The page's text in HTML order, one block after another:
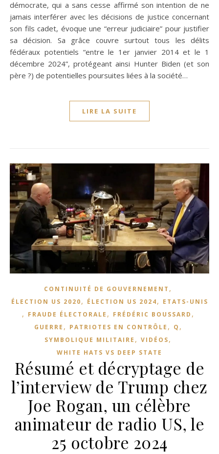
démocrate, qui a sans cesse affirmé son intention de ne
jamais interférer avec les décisions de justice concernant
son fils cadet, évoque une “erreur judiciaire” pour justifier
sa décision. Sa grâce couvre surtout tous les délits
fédéraux potentiels “entre le 1er janvier 2014 et le 1
décembre 2024”, protégeant ainsi Hunter Biden (et son
père ?) de potentielles poursuites liées à la société…
LIRE LA SUITE
CONTINUITÉ DE GOUVERNEMENT ,
ÉLECTION US 2020, ÉLECTION US 2024, ETATS-UNIS
, FRAUDE ÉLECTORALE , FRÉDÉRIC BOUSSARD ,
GUERRE , PATRIOTES EN CONTRÔLE , Q ,
SYMBOLIQUE MILITAIRE , VIDÉOS,
WHITE HATS VS DEEP STATE
Résumé et décryptage de
l’interview de Trump chez
Joe Rogan, un célèbre
animateur de radio US, le
25 octobre 2024